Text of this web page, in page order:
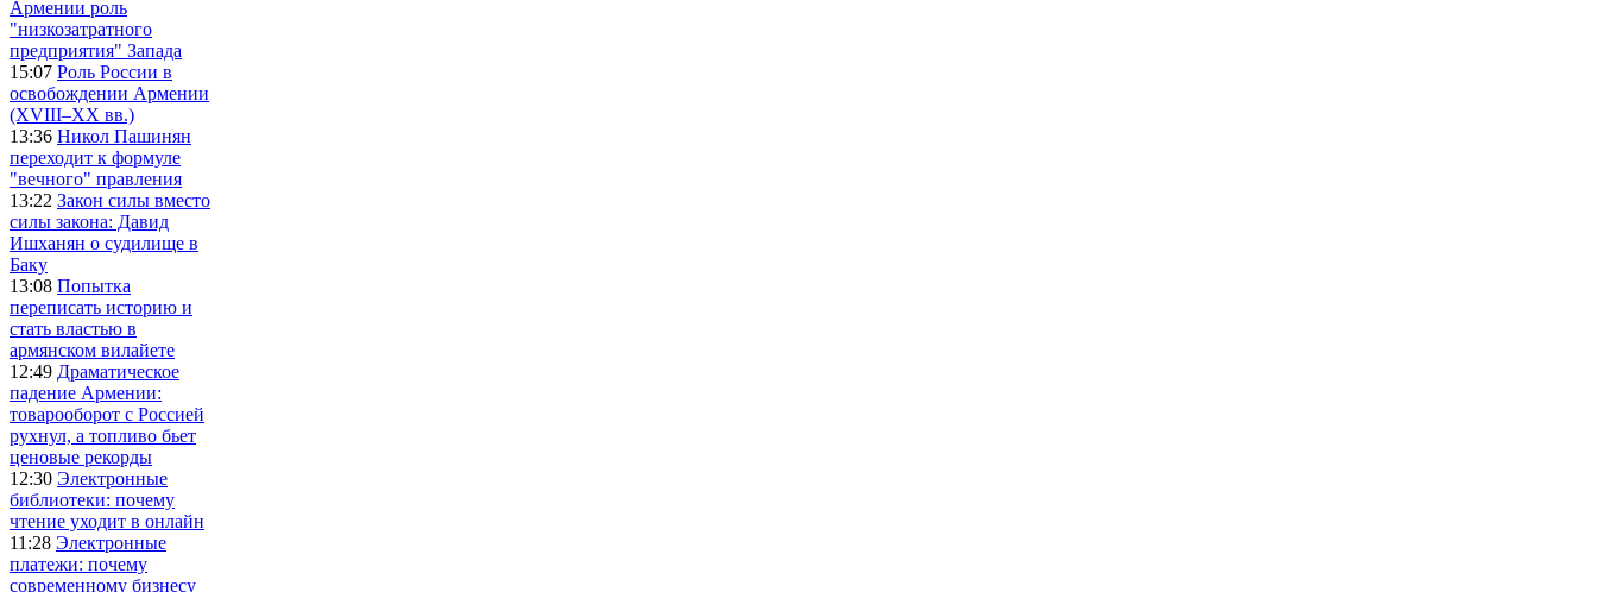
Армении роль
"низкозатратного
предприятия" Запада
15:07 Роль России в
освобождении Армении
(XVIII–XX вв.)
13:36 Никол Пашинян
переходит к формуле
"вечного" правления
13:22 Закон силы вместо
силы закона: Давид
Ишханян о судилище в
Баку
13:08 Попытка
переписать историю и
стать властью в
армянском вилайете
12:49 Драматическое
падение Армении:
товарооборот с Россией
рухнул, а топливо бьет
ценовые рекорды
12:30 Электронные
библиотеки: почему
чтение уходит в онлайн
11:28 Электронные
платежи: почему
современному бизнесу